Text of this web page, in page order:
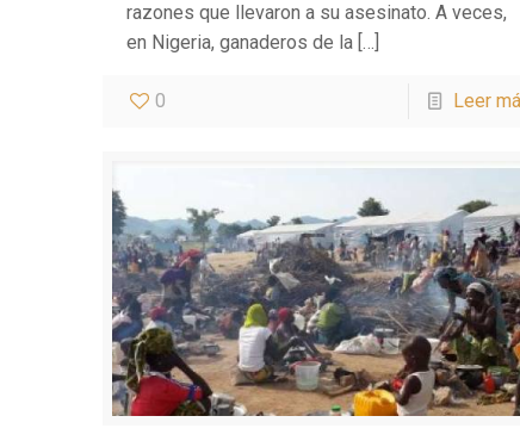
razones que llevaron a su asesinato. A veces,
en Nigeria, ganaderos de la […]
0 Leer